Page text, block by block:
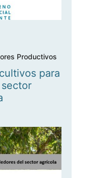
Productivos
para